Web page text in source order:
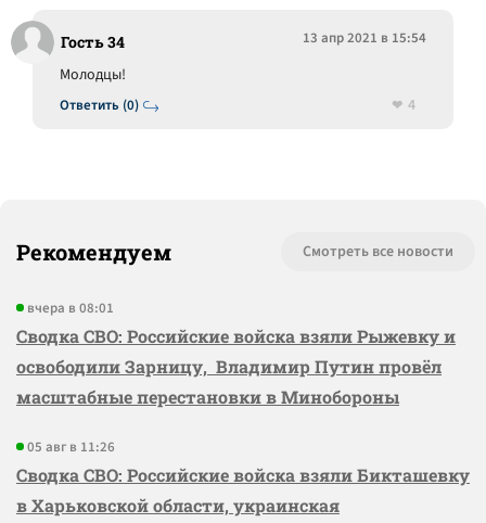
Гость 34 13 апр 2021 в 15:54
Ответить (0)
Молодцы!
4
Рекомендуем Смотреть все новости
вчера в 08:01
Сводка СВО: Российские войска взяли Рыжевку и
освободили Зарницу, Владимир Путин провёл
масштабные перестановки в Минобороны
05 авг в 11:26
Сводка СВО: Российские войска взяли Бикташевку
в Харьковской области, украинская